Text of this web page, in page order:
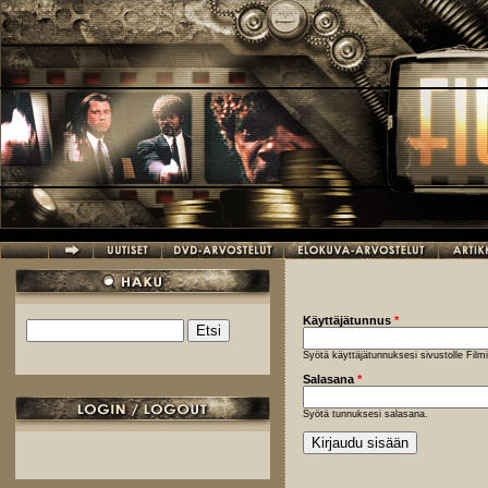
Hyppää pääsisältöön
Hakulomake
Käyttäjätunnus *
Syötä käyttäjätunnuksesi sivustolle
Salasana *
Syötä tunnuksesi salasana.